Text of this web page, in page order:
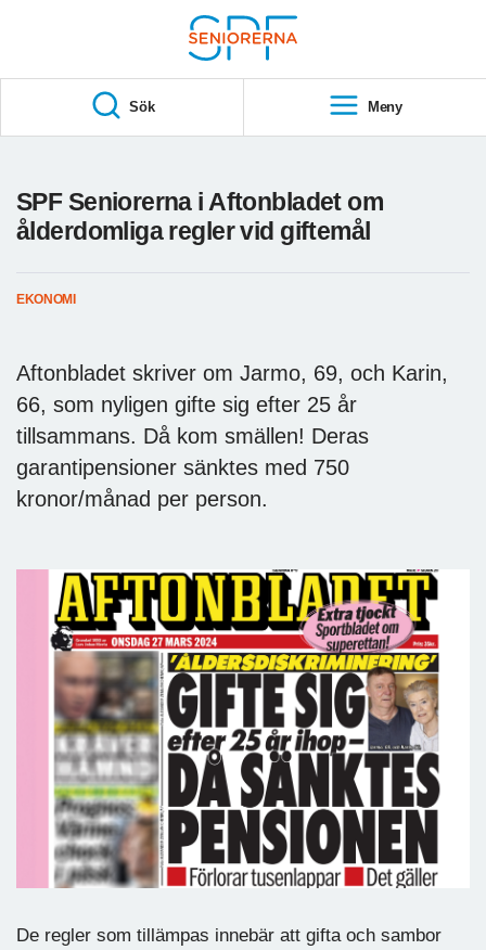
S
A
Sök Meny
SPF Seniorerna i Aftonbladet om
ålderdomliga regler vid giftemål
EKONOMI
Aftonbladet skriver om Jarmo, 69, och Karin,
66, som nyligen gifte sig efter 25 år
tillsammans. Då kom smällen! Deras
garantipensioner sänktes med 750
kronor/månad per person.
De regler som tillämpas innebär att gifta och sambor